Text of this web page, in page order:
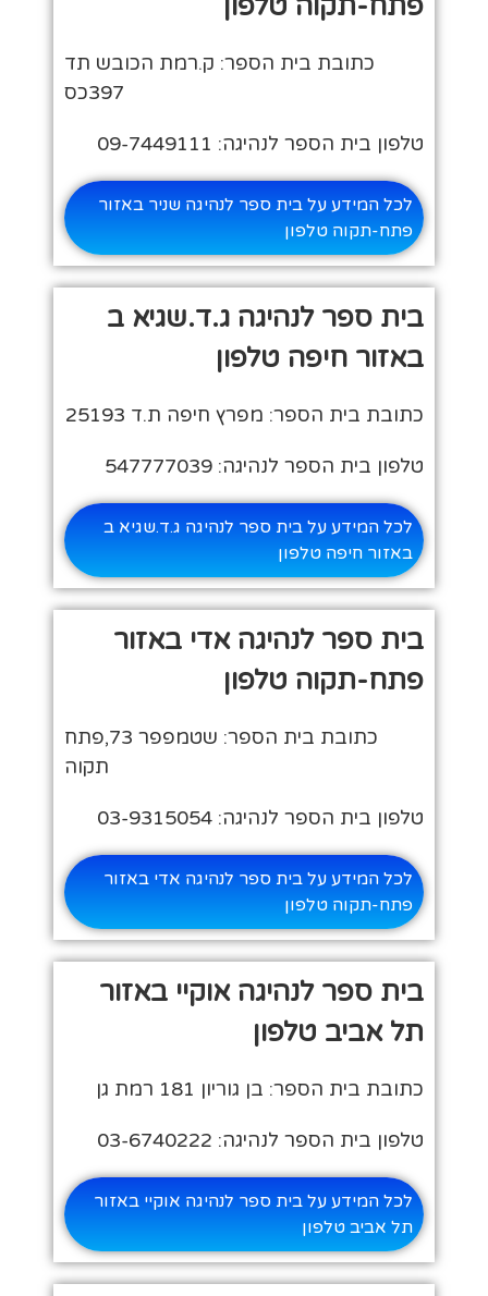
פתח-תקוה טלפון
כתובת בית הספר: ק.רמת הכובש תד
397כס
טלפון בית הספר לנהיגה: 09-7449111
לכל המידע על בית ספר לנהיגה שניר באזור
פתח-תקוה טלפון
בית ספר לנהיגה ג.ד.שגיא ב
באזור חיפה טלפון
כתובת בית הספר: מפרץ חיפה ת.ד 25193
טלפון בית הספר לנהיגה: 547777039
לכל המידע על בית ספר לנהיגה ג.ד.שגיא ב
באזור חיפה טלפון
בית ספר לנהיגה אדי באזור
פתח-תקוה טלפון
כתובת בית הספר: שטמפפר 73,פתח
תקוה
טלפון בית הספר לנהיגה: 03-9315054
לכל המידע על בית ספר לנהיגה אדי באזור
פתח-תקוה טלפון
בית ספר לנהיגה אוקיי באזור
תל אביב טלפון
כתובת בית הספר: בן גוריון 181 רמת גן
טלפון בית הספר לנהיגה: 03-6740222
לכל המידע על בית ספר לנהיגה אוקיי באזור
תל אביב טלפון